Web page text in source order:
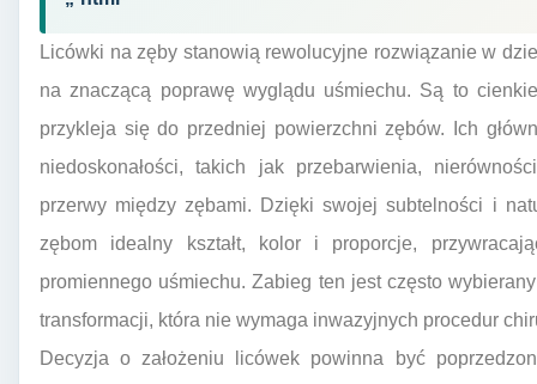
Licówki na zęby stanowią rewolucyjne rozwiązanie w
na znaczącą poprawę wyglądu uśmiechu. Są to
przykleja się do przedniej powierzchni zębów. Ich
niedoskonałości, takich jak przebarwienia,
przerwy między zębami. Dzięki swojej subtelności i
zębom idealny kształt, kolor i proporcje,
promiennego uśmiechu. Zabieg ten jest często
transformacji, która nie wymaga inwazyjnych procedur
Decyzja o założeniu licówek powinna być